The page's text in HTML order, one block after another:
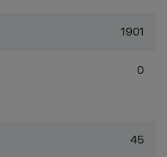
1901
0
45